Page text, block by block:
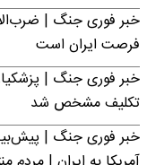
خبر فوری جنگ |
فرصت ایران است
خبر فوری جنگ |
تکلیف مشخص شد
خبر فوری جنگ |